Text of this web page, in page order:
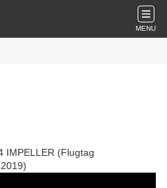
MENU
IMPELLER (Flugtag